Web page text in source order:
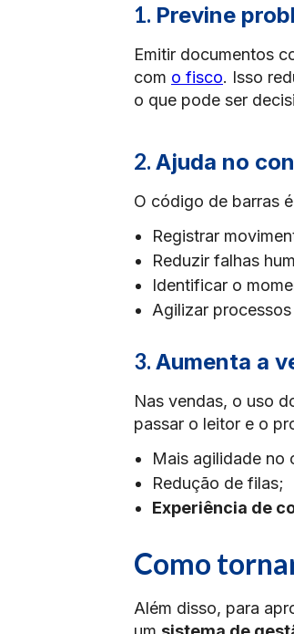
1. Previne
Emitir documentos
com o fisco. Isso
o que pode ser
2. Ajuda no
O código de barras
Registrar
Reduzir falhas
Identificar o
Agilizar
3. Aumenta a
Nas vendas, o uso
passar o leitor e o
Mais agilidade no
Redução de filas;
Experiência de
Como
Além disso, para